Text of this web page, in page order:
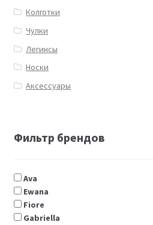
Колготки
Чулки
Легинсы
Носки
Аксессуары
Фильтр брендов
Ava
Ewana
Fiore
Gabriella